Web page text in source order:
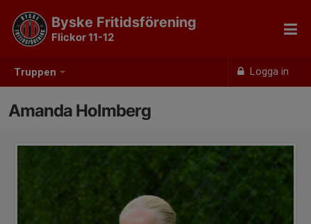
Truppen Logga in
Byske Fritidsförening
Flickor 11-12
Amanda Holmberg